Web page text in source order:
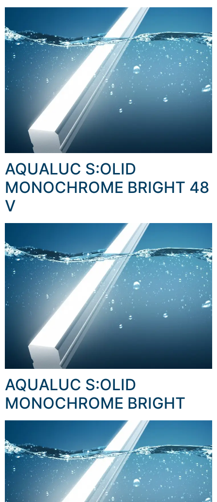
AQUALUC S:OLID
MONOCHROME BRIGHT 48
V
AQUALUC S:OLID
MONOCHROME BRIGHT